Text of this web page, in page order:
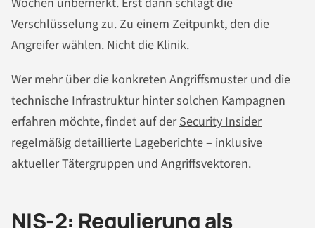
Verschlüsselung zu. Zu einem Zeitpunkt, den die
Angreifer wählen. Nicht die Klinik.
Wer mehr über die konkreten Angriffsmuster und die
technische Infrastruktur hinter solchen Kampagnen
erfahren möchte, findet auf derSecurity Insider
regelmäßig detaillierte Lageberichte – inklusive
aktueller Tätergruppen und Angriffsvektoren.
NIS-2: Regulierung als